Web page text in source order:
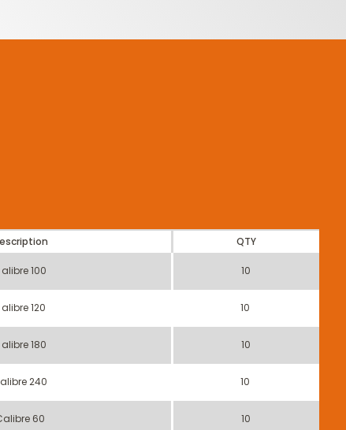
QTY
100 10
120 10
180 10
240 10
60 10